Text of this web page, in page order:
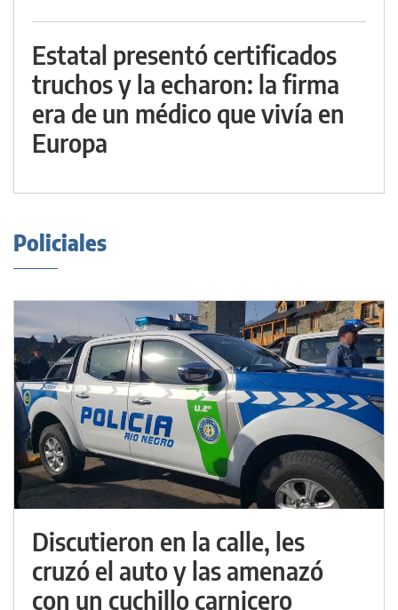
Estatal presentó certificados
truchos y la echaron: la firma
era de un médico que vivía en
Europa
Policiales
Discutieron en la calle, les
cruzó el auto y las amenazó
con un cuchillo carnicero